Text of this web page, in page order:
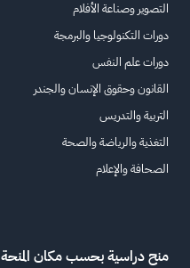
التصوير وصناعة الأفلام
دورات التكنولوجيا والبرمجة
دورات علم النفس
القانون وحقوق الإنسان والجندر
التربية والتدريس
التغذية والرياضة والصحة
الصحافة والإعلام
منح دراسية بحسب مكان المنحة